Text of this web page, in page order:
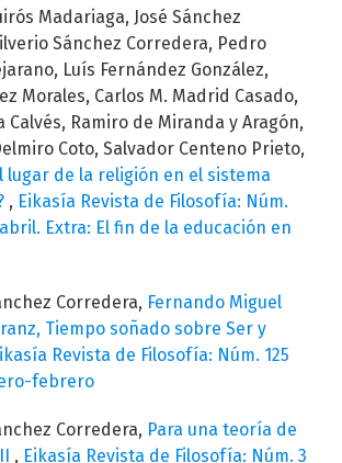
Madariaga, José Sánchez
Sánchez Corredera, Pedro
Luís Fernández González,
Morales, Carlos M. Madrid Casado,
Calvés, Ramiro de Miranda y Aragón,
Coto, Salvador Centeno Prieto,
lugar de la religión en el sistema
, Eikasía Revista de Filosofía: Núm.
Extra: El fin de la educación en
Corredera, Fernando Miguel
Tiempo soñado sobre Ser y
Revista de Filosofía: Núm. 125
febrero
Corredera, Para una teoría de
, Eikasía Revista de Filosofía: Núm. 3